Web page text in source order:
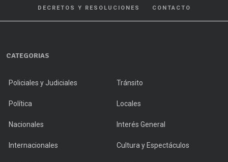
DECRETOS Y RESOLUCIONES
CONTACTO
CATEGORIAS
Policiales y Judiciales Tránsito
Política Locales
Nacionales Interés General
Internacionales Cultura y Espectáculos